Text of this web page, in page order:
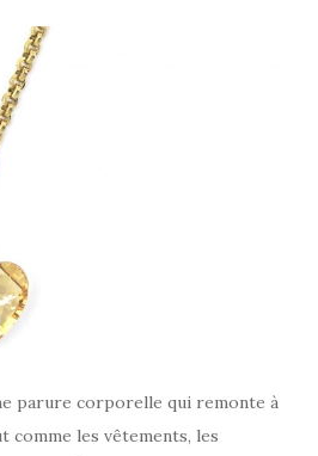
parure corporelle qui remonte à
comme les vêtements, les